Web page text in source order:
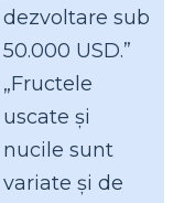
dezvoltare sub
50.000 USD.”
„Fructele
uscate și
nucile sunt
variate și de